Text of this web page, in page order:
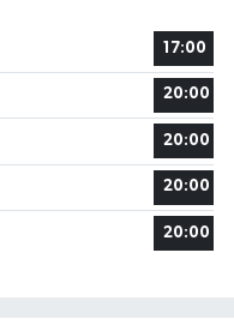
17:00
20:00
20:00
20:00
20:00